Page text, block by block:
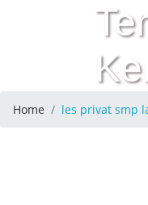
Home les privat smp